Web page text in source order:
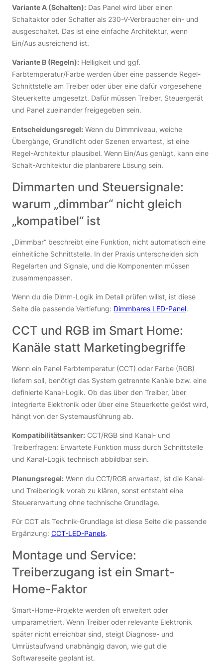
Variante A (Schalten): Das Panel wird über einen
Schaltaktor oder Schalter als 230-V-Verbraucher ein- und
ausgeschaltet. Das ist eine einfache Architektur, wenn
Ein/Aus ausreichend ist.
Variante B (Regeln): Helligkeit und ggf.
Farbtemperatur/Farbe werden über eine passende Regel-
Schnittstelle am Treiber oder über eine dafür vorgesehene
Steuerkette umgesetzt. Dafür müssen Treiber, Steuergerät
und Panel zueinander freigegeben sein.
Entscheidungsregel: Wenn du Dimmniveau, weiche
Übergänge, Grundlicht oder Szenen erwartest, ist eine
Regel-Architektur plausibel. Wenn Ein/Aus genügt, kann eine
Schalt-Architektur die planbarere Lösung sein.
Dimmarten und Steuersignale:
warum „dimmbar“ nicht gleich
„kompatibel“ ist
„Dimmbar“ beschreibt eine Funktion, nicht automatisch eine
einheitliche Schnittstelle. In der Praxis unterscheiden sich
Regelarten und Signale, und die Komponenten müssen
zusammenpassen.
Wenn du die Dimm-Logik im Detail prüfen willst, ist diese
Seite die passende Vertiefung: Dimmbares LED-Panel.
CCT und RGB im Smart Home:
Kanäle statt Marketingbegriffe
Wenn ein Panel Farbtemperatur (CCT) oder Farbe (RGB)
liefern soll, benötigt das System getrennte Kanäle bzw. eine
definierte Kanal-Logik. Ob das über den Treiber, über
integrierte Elektronik oder über eine Steuerkette gelöst wird,
hängt von der Systemausführung ab.
Kompatibilitätsanker: CCT/RGB sind Kanal- und
Treiberfragen: Erwartete Funktion muss durch Schnittstelle
und Kanal-Logik technisch abbildbar sein.
Planungsregel: Wenn du CCT/RGB erwartest, ist die Kanal-
und Treiberlogik vorab zu klären, sonst entsteht eine
Steuererwartung ohne technische Grundlage.
Für CCT als Technik-Grundlage ist diese Seite die passende
Ergänzung: CCT-LED-Panels.
Montage und Service:
Treiberzugang ist ein Smart-
Home-Faktor
Smart-Home-Projekte werden oft erweitert oder
umparametriert. Wenn Treiber oder relevante Elektronik
später nicht erreichbar sind, steigt Diagnose- und
Umrüstaufwand unabhängig davon, wie gut die
Softwareseite geplant ist.